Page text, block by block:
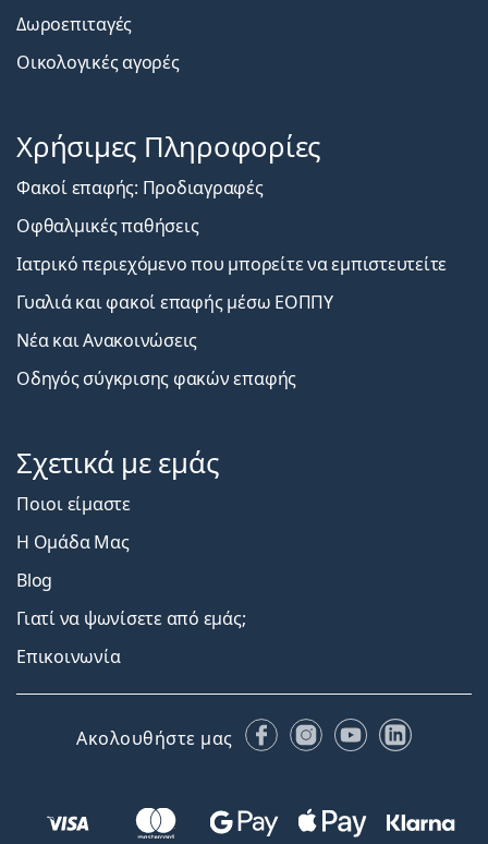
Δωροεπιταγές
Οικολογικές αγορές
Χρήσιμες Πληροφορίες
Φακοί επαφής: Προδιαγραφές
Οφθαλμικές παθήσεις
Ιατρικό περιεχόμενο που μπορείτε να εμπιστευτείτε
Γυαλιά και φακοί επαφής μέσω ΕΟΠΠΥ
Νέα και Ανακοινώσεις
Οδηγός σύγκρισης φακών επαφής
Σχετικά με εμάς
Ποιοι είμαστε
Η Ομάδα Μας
Blog
Γιατί να ψωνίσετε από εμάς;
Επικοινωνία
Ακολουθήστε μας FacebookInstagram
YouTubeLinkedIn